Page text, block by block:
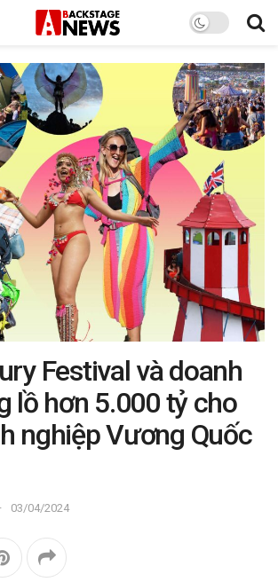
Festival và doanh
lồ hơn 5.000 tỷ cho
nghiệp Vương Quốc
03/04/2024